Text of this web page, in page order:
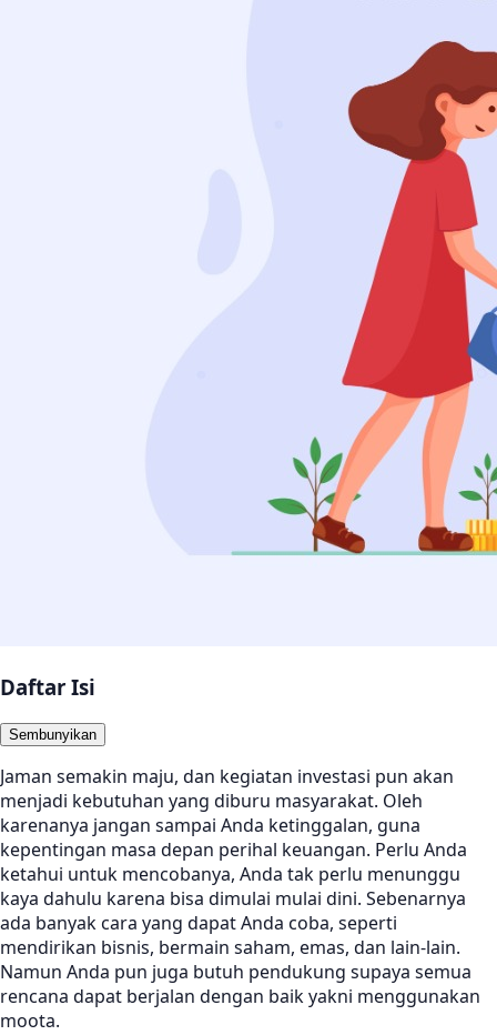
Daftar Isi
Sembunyikan
Jaman semakin maju, dan kegiatan investasi pun akan
menjadi kebutuhan yang diburu masyarakat. Oleh
karenanya jangan sampai Anda ketinggalan, guna
kepentingan masa depan perihal keuangan. Perlu Anda
ketahui untuk mencobanya, Anda tak perlu menunggu
kaya dahulu karena bisa dimulai mulai dini. Sebenarnya
ada banyak cara yang dapat Anda coba, seperti
mendirikan bisnis, bermain saham, emas, dan lain-lain.
Namun Anda pun juga butuh pendukung supaya semua
rencana dapat berjalan dengan baik yakni menggunakan
moota.